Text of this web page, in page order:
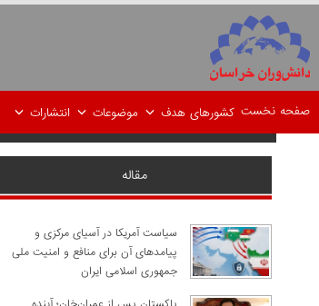
صفحه نخست کشورهای هدف موضوعات انتشارات
مقاله
سیاست آمریکا در آسیای مرکزی و
پیامدهای آن برای منافع و امنیت ملی
جمهوری اسلامی ایران